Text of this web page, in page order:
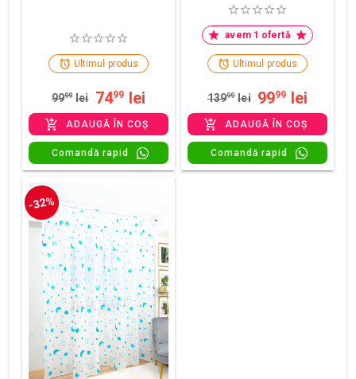
Ultimul produs
9999 lei 7499 lei
ADAUGĂ ÎN COȘ
Comandă rapid
avem 1 ofertă
Ultimul produs
13999 lei 9999 lei
ADAUGĂ ÎN COȘ
Comandă rapid
-32%